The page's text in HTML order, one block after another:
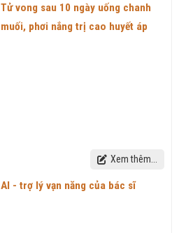
Tử vong sau 10 ngày uống chanh
muối, phơi nắng trị cao huyết áp
Xem thêm...
AI - trợ lý vạn năng của bác sĩ